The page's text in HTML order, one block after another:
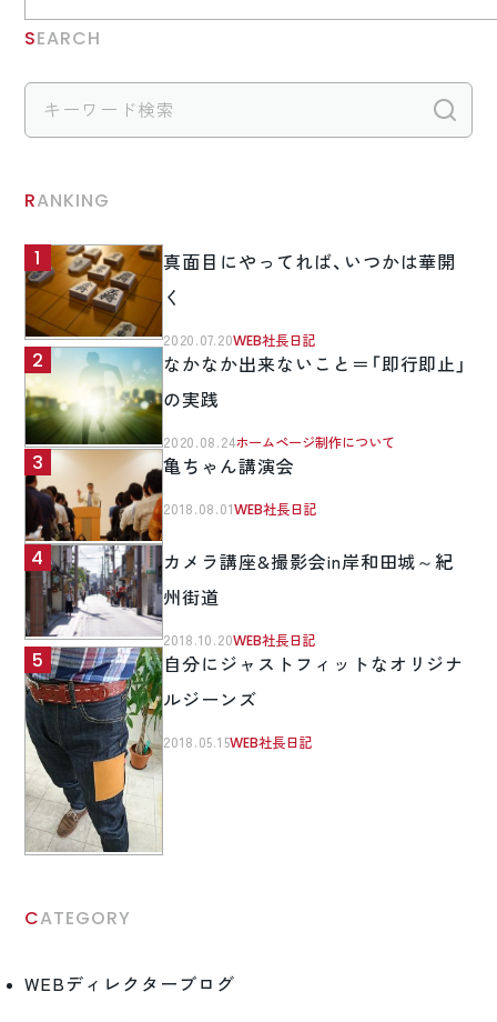
SEARCH
RANKING
真面目にやってれば、いつかは華開
く
2020.07.20WEB社長日記
なかなか出来ないこと＝「即行即止」
の実践
2020.08.24ホームページ制作について
亀ちゃん講演会
2018.08.01WEB社長日記
カメラ講座&撮影会in岸和田城～紀
州街道
2018.10.20WEB社長日記
自分にジャストフィットなオリジナ
ルジーンズ
2018.05.15WEB社長日記
CATEGORY
WEBディレクターブログ